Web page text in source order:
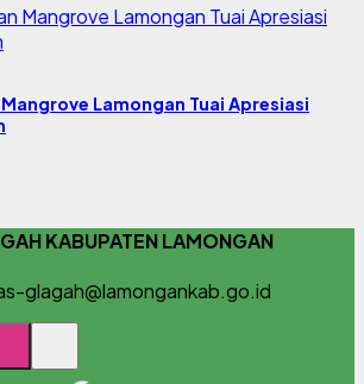
Lamongan Tuai Apresiasi
KABUPATEN LAMONGAN
glagah@lamongankab.go.id